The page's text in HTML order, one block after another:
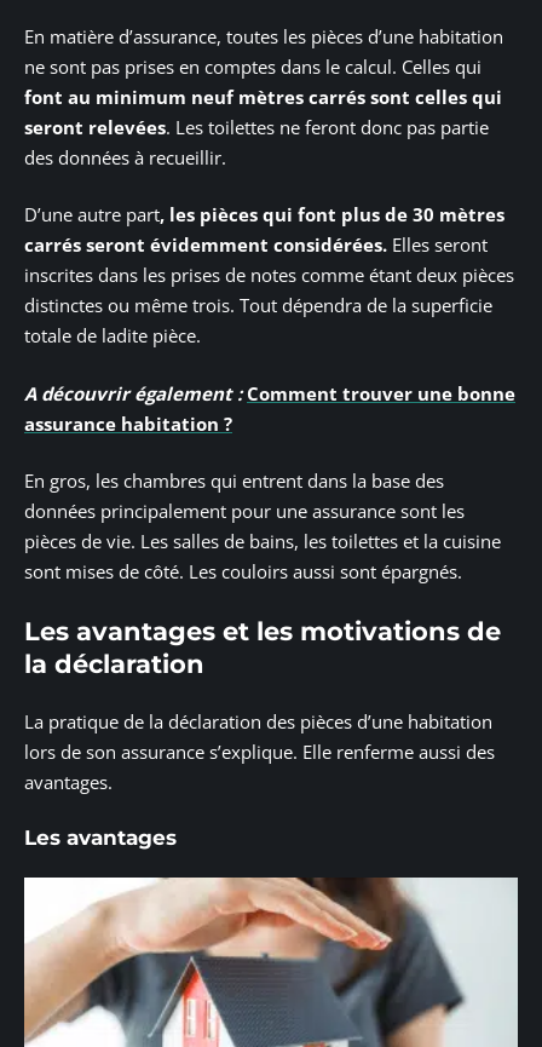
En matière d’assurance, toutes les pièces d’une habitation
ne sont pas prises en comptes dans le calcul. Celles qui
font au minimum neuf mètres carrés sont celles qui
seront relevées. Les toilettes ne feront donc pas partie
des données à recueillir.
D’une autre part, les pièces qui font plus de 30 mètres
carrés seront évidemment considérées. Elles seront
inscrites dans les prises de notes comme étant deux pièces
distinctes ou même trois. Tout dépendra de la superficie
totale de ladite pièce.
A découvrir également : Comment trouver une bonne
assurance habitation ?
En gros, les chambres qui entrent dans la base des
données principalement pour une assurance sont les
pièces de vie. Les salles de bains, les toilettes et la cuisine
sont mises de côté. Les couloirs aussi sont épargnés.
Les avantages et les motivations de
la déclaration
La pratique de la déclaration des pièces d’une habitation
lors de son assurance s’explique. Elle renferme aussi des
avantages.
Les avantages